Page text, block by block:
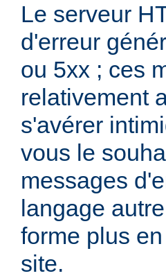
Le serveur
d'erreur
ou 5xx ; ces
relativement
s'avérer
vous le
messages
langage
forme plus
site.